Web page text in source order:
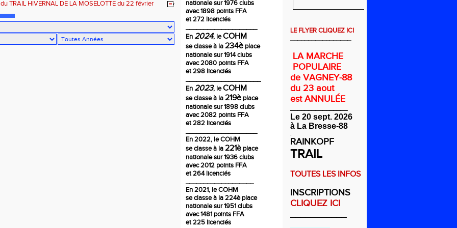
TRAIL HIVERNAL DE LA MOSELOTTE du 22 février
nationale sur 1976 clubs
avec 1898 points FFA
et 272 licenciés
____________________
En2024, leCOHM
se classe à la234è place
nationale sur 1914 clubs
avec 2080 points FFA
et 298 licenciés
_____________________
En2023, leCOHM
se classe à la219è place
nationale sur 1898 clubs
avec 2082 points FFA
et 282 licenciés
____________________
En2022, le COHM
se classe à la221è place
nationale sur 1936 clubs
avec 2012 points FFA
et 264 licenciés
___________________
En 2021, le COHM
se classe à la224èplace
nationale sur 1951 clubs
avec 1481 points FFA
et 225 licenciés
LE FLYER CLIQUEZ ICI
_________________
LA MARCHE
POPULAIRE
de VAGNEY-88
du 23 aout
est ANNULÉE
________________
Le 20 sept. 2026
à La Bresse-88
RAINKOPF
TRAIL
TOUTES LES INFOS
INSCRIPTIONS
CLIQUEZ ICI